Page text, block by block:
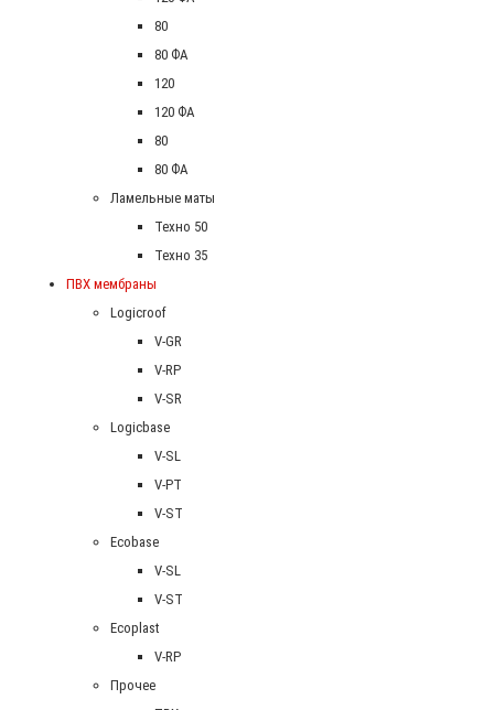
80
80 ФА
120
120 ФА
80
80 ФА
Ламельные маты
Техно 50
Техно 35
ПВХ мембраны
Logicroof
V-GR
V-RP
V-SR
Logicbase
V-SL
V-PT
V-ST
Ecobase
V-SL
V-ST
Ecoplast
V-RP
Прочее